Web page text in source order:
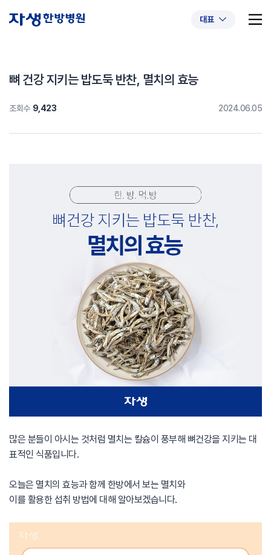
대표
추천 검색어
#교통사고후유증 #허리디스크 #목디스크
뼈 건강 지키는 밥도둑 반찬, 멸치의 효능
조회수 9,423 2024.06.05
많은 분들이 아시는 것처럼 멸치는 칼슘이 풍부해 뼈건강을 지키는 대
표적인 식품입니다.
오늘은 멸치의 효능과 함께 한방에서 보는 멸치와
이를 활용한 섭취 방법에 대해 알아보겠습니다.